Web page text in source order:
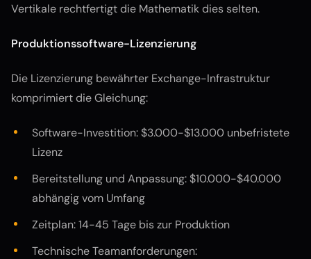
Vertikale rechtfertigt die Mathematik dies selten.
Produktionssoftware-Lizenzierung
Die Lizenzierung bewährter Exchange-Infrastruktur
komprimiert die Gleichung:
Software-Investition: $3.000-$13.000 unbefristete
Lizenz
Bereitstellung und Anpassung: $10.000-$40.000
abhängig vom Umfang
Zeitplan: 14-45 Tage bis zur Produktion
Technische Teamanforderungen: